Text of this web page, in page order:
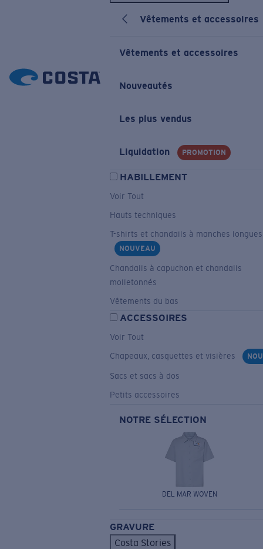
Vêtements et accessoires
Vêtements et accessoires
Nouveautés
Les plus vendus
Liquidation PROMOTION
HABILLEMENT
Voir Tout
Hauts techniques
T-shirts et chandails à manches longues
NOUVEAU
Chandails à capuchon et chandails
molletonnés
Vêtements du bas
ACCESSOIRES
Voir Tout
Chapeaux, casquettes et visières
Sacs et sacs à dos
Petits accessoires
NOTRE SÉLECTION
DEL MAR WOVEN
GRAVURE
Costa Stories